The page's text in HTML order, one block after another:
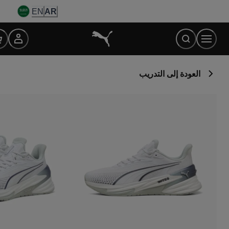
Content
AR
EN
العودة إلى التدريب